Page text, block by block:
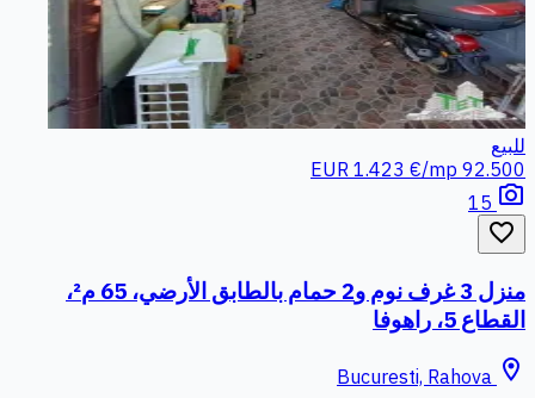
للبيع
92.500 EUR
1.423 €/mp
photo_camera
favorite_border
منزل 3 غرف نوم و2 حمام بالطابق الأرضي، 65 م²،
القطاع 5، راهوفا
location_on